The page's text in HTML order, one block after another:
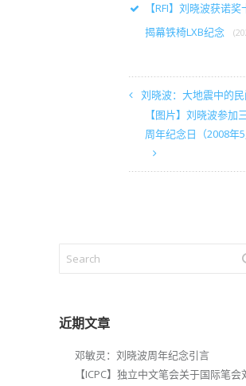
【RFI】刘晓波获诺
揭幕铁椅LXB纪念
刘晓波：大地震中的
【图片】刘晓波参加
周年纪念日（2008年5
近期文章
邓敏灵：刘晓波周年纪念引言
【ICPC】独立中文笔会关于国际笔